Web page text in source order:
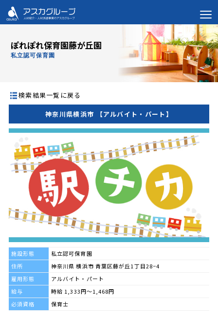
ぽれぽれ保育園藤が丘園
私立認可保育園
検索結果一覧に戻る
神奈川県横浜市 【アルバイト・パート】
施設形態
私立認可保育園
住所
神奈川県 横浜市 青葉区藤が丘1丁目28−4
雇用形態
アルバイト・パート
給与
時給 1,333円～1,468円
必須資格
保育士